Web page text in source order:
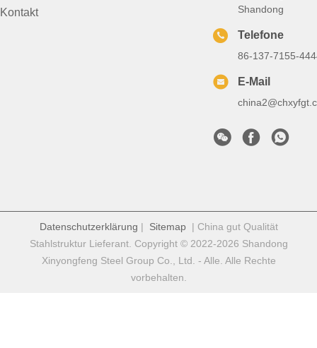
Kontakt
Shandong
Telefone
86-137-7155-
E-Mail
Datenschutzerklärung | Sitemap| China gut Qualität
Stahlstruktur Lieferant. Copyright © 2022-2026 Shandong
Xinyongfeng Steel Group Co., Ltd. - Alle. Alle Rechte
vorbehalten.